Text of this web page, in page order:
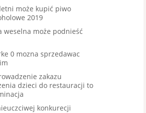
może kupić piwo
2019
weselna może podnieść
0 mozna sprzedawac
zakazu
dzieci do restauracji to
konkurecji